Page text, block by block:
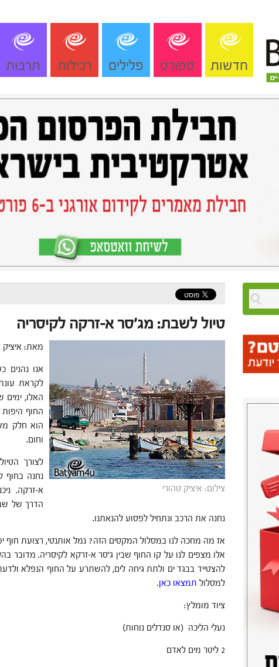
חדשות ספורט פלילים רכילות תרבות
טיול לשבת: מג'סר א-זרקה לקיסריה
צילום: איציק טהורי
מאת: איציק
אנו נהנים
לקראת
האלו, ימים
החוף
הוא חלק
וחום.
לצורך
נחנה בחוף
א-זרקה.
הדרך של
נחנה את הרכב ונתחיל לפסוע להנאתנו.
אז מה מחכה לנו במסלול המקסים הזה? נמל אותנטי, רצועת חוף
להצטייד בבגד ים ולתת גיחה לים, להשתרע על החוף הנפלא
למסלול תמצאו כאן.
ציוד מומלץ:
נעלי הליכה (או סנדלים נוחות)
2 ליטר מים לאדם